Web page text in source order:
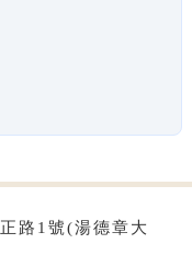
路1號(湯德章大